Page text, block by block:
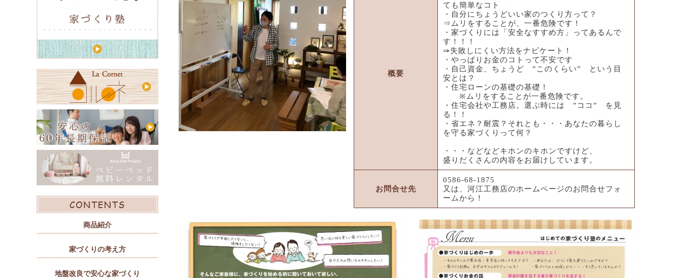
概要
ても簡単なコト
・自分にちょうどいい家のつくり方って？
⇒ムリをすることが、一番危険です！
・家づくりには「安全なすすめ方」ってあるんで
す！！！
⇒失敗しにくい方法をナビケート！
・やっぱりお金のコトって不安です
・自己資金、ちょうど ”このくらい” という目
安とは？
・住宅ローンの基礎の基礎！
※ムリをすることが一番危険です。
・住宅会社や工務店。選ぶ時には ”ココ” を見
る！！
・省エネ？耐震？それとも・・・あなたの暮らし
を守る家づくりって何？
・・・などなどキホンのキホンですけど、
盛りだくさんの内容をお届けしています。
お問合せ先
0586-68-1875
又は、河江工務店のホームページのお問合せフォ
ームから！
商品紹介
家づくりの考え方
地盤改良で安心な家づくり